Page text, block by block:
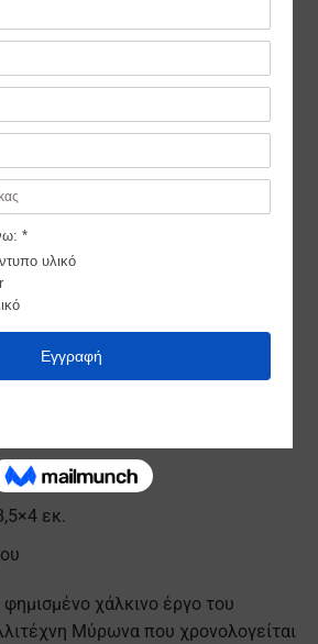
του Μύρωνα
εκ.
φημισμένο χάλκινο έργο του
Μύρωνα που χρονολογείται